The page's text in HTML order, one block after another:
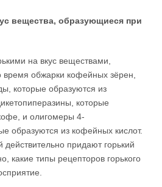
вещества, образующиеся при
на вкус веществами,
время обжарки кофейных зёрен,
которые образуются из
которые
и олигомеры 4-
образуются из кофейных кислот.
придают горький
какие типы рецепторов горького